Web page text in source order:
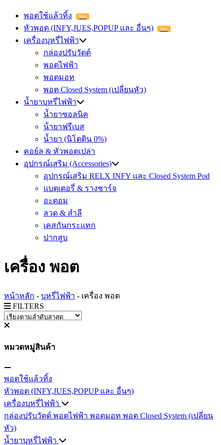
พอตใช้แล้วทิ้ง Hot
หัวพอต (INFY,JUES,POPUP และ อื่นๆ) Hot
เครื่องบุหรี่ไฟฟ้า
กล่องปรับวัตต์
พอตไฟฟ้า
พอตมอท
พอต Closed System (เปลี่ยนหัว)
น้ำยาบุหรี่ไฟฟ้า
น้ำยาซอลนิค
น้ํายาฟรีเบส
น้ำยา (นิโตติน 0%)
คอย์ล & หัวพอตเปล่า
อุปกรณ์เสริม (Accessories)
อุปกรณ์เสริม RELX INFY และ Closed System Pod
แบตเตอรี่ & รางชาร์จ
อะตอม
ลวด ​& สำลี
เคสกันกระแทก
ปากสูบ
เครื่อง พอต
หน้าหลัก - บุหรี่ไฟฟ้า - เครื่อง พอต
FILTERS
หมวดหมู่สินค้า
พอตใช้แล้วทิ้ง
หัวพอต (INFY,JUES,POPUP และ อื่นๆ)
เครื่องบุหรี่ไฟฟ้า
กล่องปรับวัตต์ พอตไฟฟ้า พอตมอท พอต Closed System (เปลี่ยน
หัว)
น้ำยาบุหรี่ไฟฟ้า